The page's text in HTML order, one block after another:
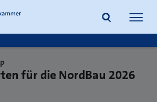
für die NordBau 2026